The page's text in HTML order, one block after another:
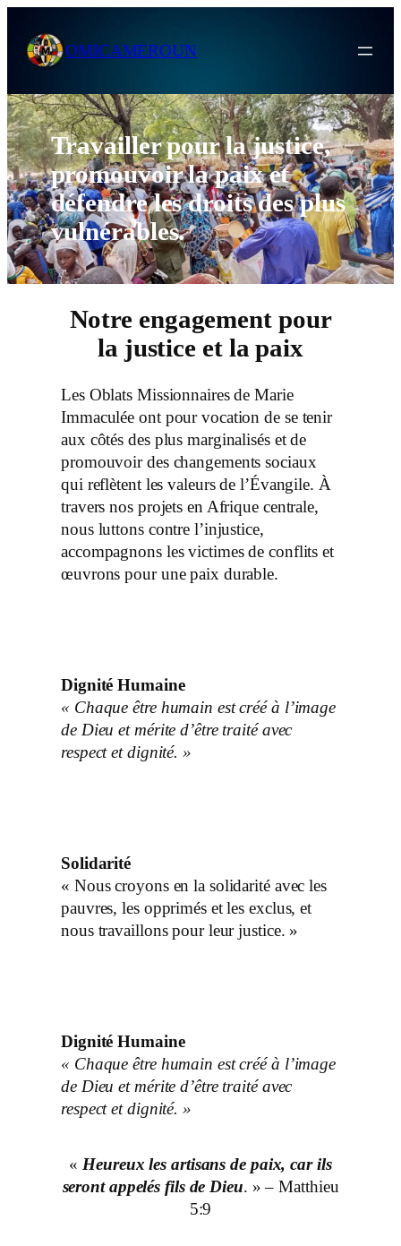
content
OMICAMEROUN
Travailler pour la justice,
promouvoir la paix et
défendre les droits des plus
vulnérables.
Notre engagement pour
la justice et la paix
Les Oblats Missionnaires de Marie
Immaculée ont pour vocation de se tenir
aux côtés des plus marginalisés et de
promouvoir des changements sociaux
qui reflètent les valeurs de l’Évangile. À
travers nos projets en Afrique centrale,
nous luttons contre l’injustice,
accompagnons les victimes de conflits et
œuvrons pour une paix durable.
Dignité Humaine
« Chaque être humain est créé à l’image
de Dieu et mérite d’être traité avec
respect et dignité. »
Solidarité
« Nous croyons en la solidarité avec les
pauvres, les opprimés et les exclus, et
nous travaillons pour leur justice. »
Dignité Humaine
« Chaque être humain est créé à l’image
de Dieu et mérite d’être traité avec
respect et dignité. »
« Heureux les artisans de paix, car ils
seront appelés fils de Dieu. » – Matthieu
5:9